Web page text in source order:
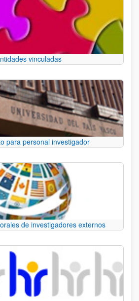
vinculadas
para personal investigador
de investigadores externos